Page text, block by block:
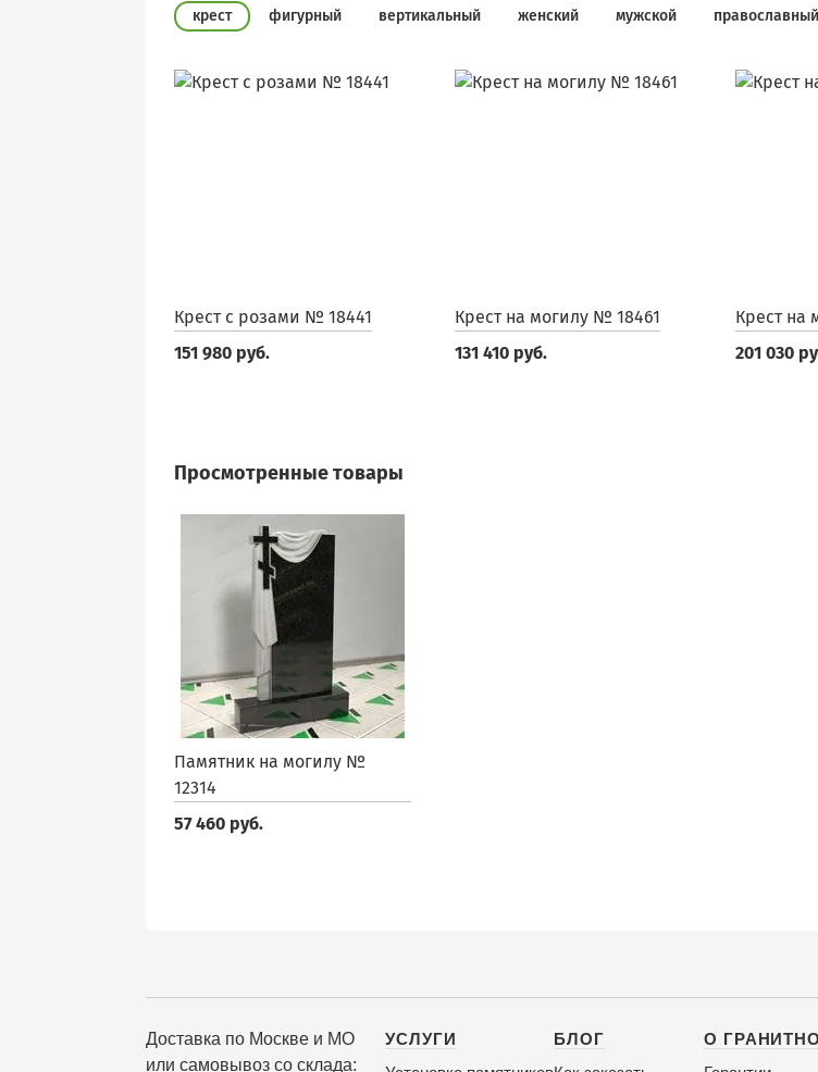
крест фигурный вертикальный женский мужской православный
Крест с розами № 18441
151 980 руб.
Крест на могилу № 18461
131 410 руб.
Крест на
201 030
Просмотренные товары
Памятник на могилу №
12314
57 460 руб.
Доставка по Москве и МО
или самовывоз со склада:
УСЛУГИ
БЛОГ
О